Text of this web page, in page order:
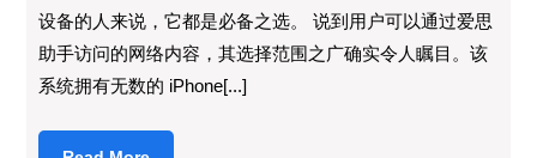
设备的人来说，它都是必备之选。 说到用户可以通过爱思
助手访问的网络内容，其选择范围之广确实令人瞩目。该
系统拥有无数的 iPhone[...]